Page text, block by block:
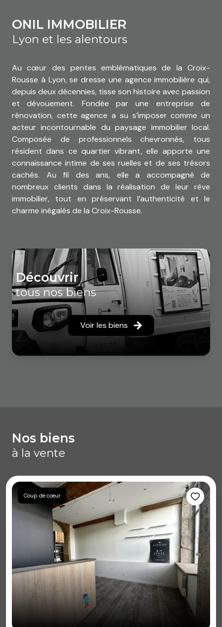
découvrir
tous nos biens
Voir les biens
ONIL IMMOBILIER
Lyon et les alentours
Au cœur des pentes emblématiques de la Croix-
Rousse à Lyon, se dresse une agence immobilière qui,
depuis deux décennies, tisse son histoire avec passion
et dévouement. Fondée par une entreprise de
rénovation, cette agence a su s’imposer comme un
acteur incontournable du paysage immobilier local.
Composée de professionnels chevronnés, tous
résident dans ce quartier vibrant, elle apporte une
connaissance intime de ses ruelles et de ses trésors
cachés. Au fil des ans, elle a accompagné de
nombreux clients dans la réalisation de leur rêve
immobilier, tout en préservant l’authenticité et le
charme inégalés de la Croix-Rousse.
nos biens
à la vente
Coup de coeur